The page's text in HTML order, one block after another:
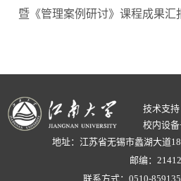
暨《管理案例研讨》课程成果汇
技术支
校内设备
地址：江苏省无锡市蠡湖大道
邮编：
联系方式：0510-